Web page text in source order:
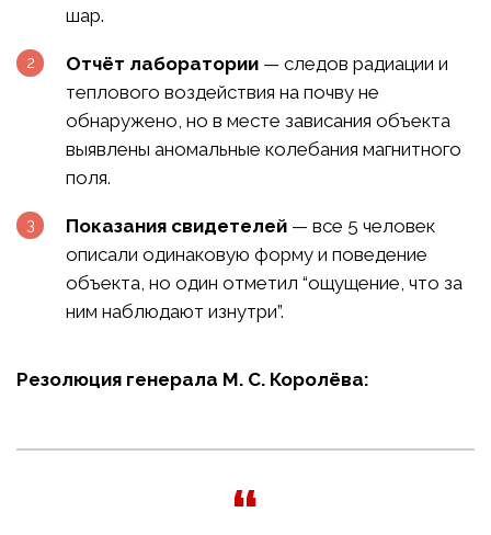
шар.
Отчёт лаборатории — следов радиации и
теплового воздействия на почву не
обнаружено, но в месте зависания объекта
выявлены аномальные колебания магнитного
поля.
Показания свидетелей — все 5 человек
описали одинаковую форму и поведение
объекта, но один отметил “ощущение, что за
ним наблюдают изнутри”.
Резолюция генерала М. С. Королёва: